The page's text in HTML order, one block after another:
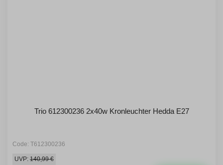
Trio 612300236 2x40w Kronleuchter Hedda E27
Code: T612300236
UVP: 140,99 €